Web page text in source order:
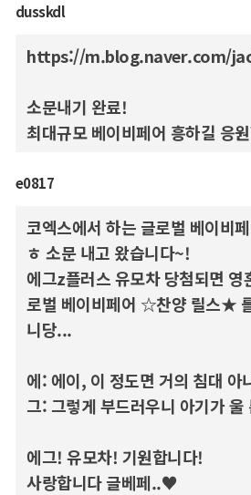
dusskdl
https://m.blog.naver.com/
소문내기 완료!
최대규모 베이비페어 흥하길 응
e0817
코엑스에서 하는 글로벌 베이비
ㅎ 소문 내고 왔습니다~!
에그z플러스 유모차 당첨되면 영
로벌 베이비페어 ☆찬양 릴스★
니당...
에: 에이, 이 정도면 거의 침대 아
그: 그렇게 부드러우니 아기가 울
에그! 유모차! 기원합니다!
사랑합니다 글베페..♥